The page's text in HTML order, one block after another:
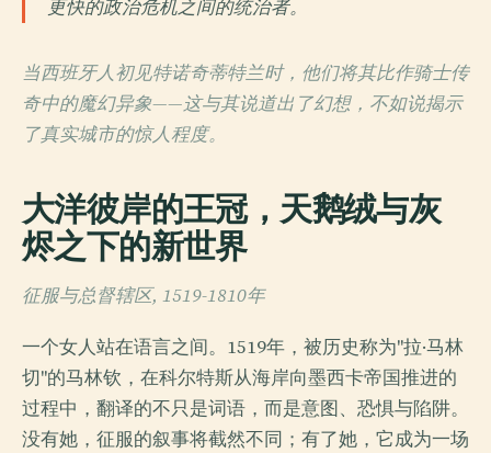
更快的政治危机之间的统治者。
当西班牙人初见特诺奇蒂特兰时，他们将其比作骑士传
奇中的魔幻异象——这与其说道出了幻想，不如说揭示
了真实城市的惊人程度。
大洋彼岸的王冠，天鹅绒与灰
烬之下的新世界
征服与总督辖区, 1519-1810年
一个女人站在语言之间。1519年，被历史称为"拉·马林
切"的马林钦，在科尔特斯从海岸向墨西卡帝国推进的
过程中，翻译的不只是词语，而是意图、恐惧与陷阱。
没有她，征服的叙事将截然不同；有了她，它成为一场